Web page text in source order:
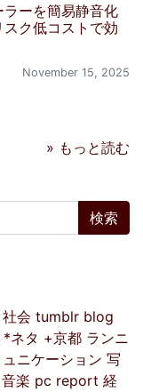
ーを簡易静音化
ク低コストで効
November 15, 2025
» もっと読む
社会 tumblr blog
*ネタ +京都 ランニ
ュニケーション 写
音楽 pc report 経